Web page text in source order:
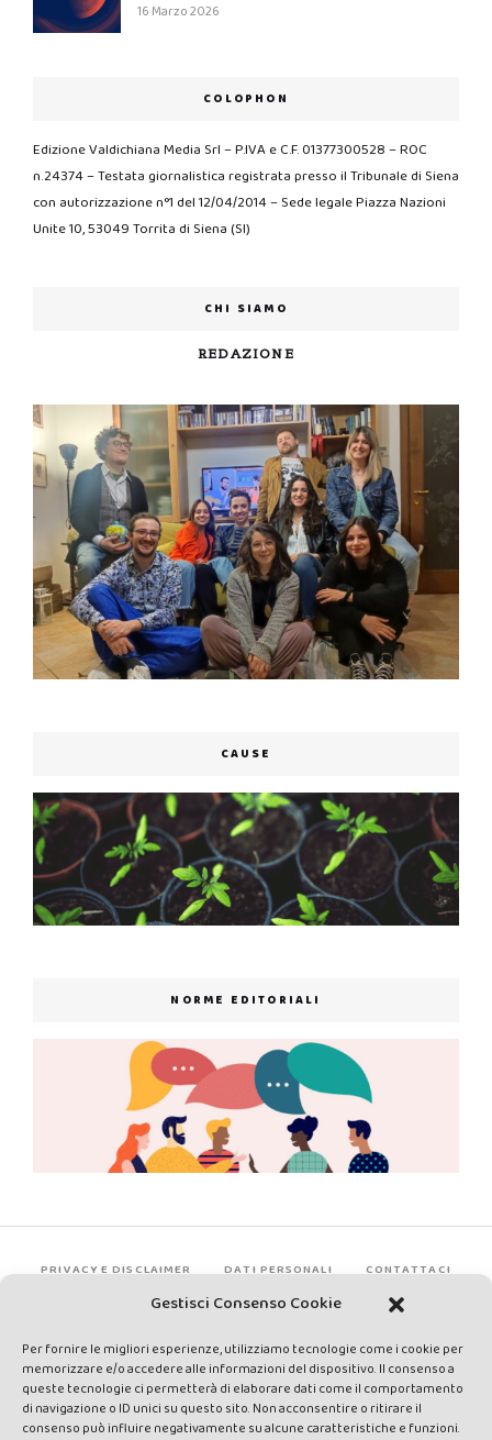
Gestisci Consenso Cookie
Per fornire le migliori esperienze, utilizziamo tecnologie come i cookie per
memorizzare e/o accedere alle informazioni del dispositivo. Il consenso a
queste tecnologie ci permetterà di elaborare dati come il comportamento
di navigazione o ID unici su questo sito. Non acconsentire o ritirare il
consenso può influire negativamente su alcune caratteristiche e funzioni.
16 Marzo 2026
COLOPHON
Edizione Valdichiana Media Srl – P.IVA e C.F. 01377300528 – ROC
n.24374 – Testata giornalistica registrata presso il Tribunale di Siena
con autorizzazione n°1 del 12/04/2014 – Sede legale Piazza Nazioni
Unite 10, 53049 Torrita di Siena (SI)
CHI SIAMO
REDAZIONE
CAUSE
NORME EDITORIALI
PRIVACY E DISCLAIMER DATI PERSONALI CONTATTACI